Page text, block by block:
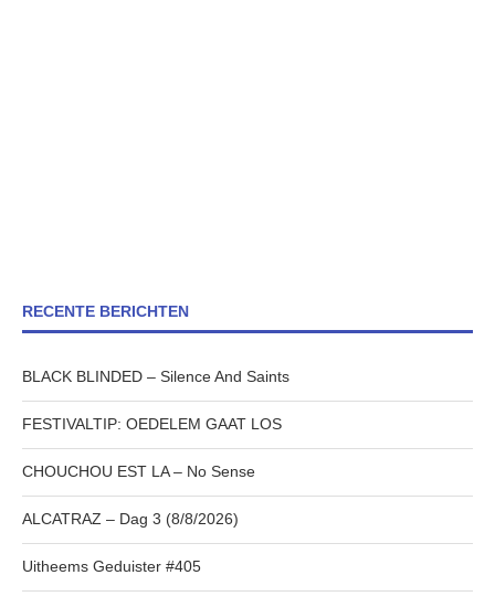
RECENTE BERICHTEN
BLACK BLINDED – Silence And Saints
FESTIVALTIP: OEDELEM GAAT LOS
CHOUCHOU EST LA – No Sense
ALCATRAZ – Dag 3 (8/8/2026)
Uitheems Geduister #405